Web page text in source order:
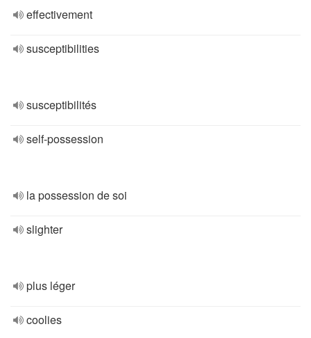
effectivement
susceptibilities
susceptibilités
self-possession
la possession de soi
slighter
plus léger
coolies